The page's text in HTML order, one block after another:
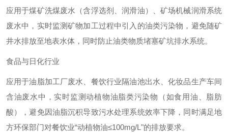
应用于煤矿洗煤废水（含浮选剂、润滑油）、矿场机械润滑系统
废水中，实时监测矿物加工过程中引入的油类污染物，避免随矿
井水排放至地表水体，同时防止油类物质堵塞矿坑排水系统。
食品与日化行业
应用于油脂加工厂废水、餐饮行业隔油池出水、化妆品生产车间
含油废水中，实时监测动植物油脂类污染物（如食用油、脂肪
酸），避免因油脂沉积导致污水处理系统效率下降，同时满足地
方环保部门对餐饮业“动植物油≤100mg/L"的排放要求。